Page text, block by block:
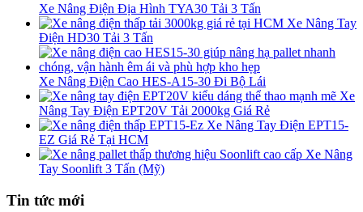
Xe Nâng Điện Địa Hình TYA30 Tải 3 Tấn
Xe Nâng Tay
Điện HD30 Tải 3 Tấn
Xe Nâng Điện Cao HES-A15-30 Đi Bộ Lái
Xe
Nâng Tay Điện EPT20V Tải 2000kg Giá Rẻ
Xe Nâng Tay Điện EPT15-
EZ Giá Rẻ Tại HCM
Xe Nâng
Tay Soonlift 3 Tấn (Mỹ)
Tin tức mới